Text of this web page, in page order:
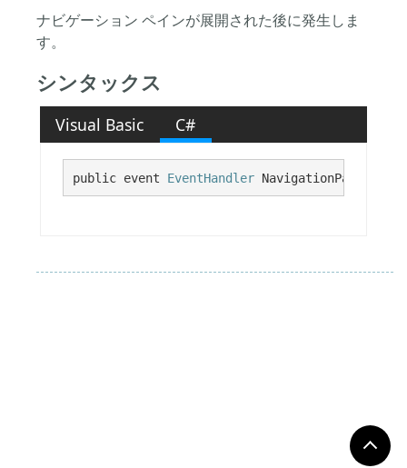
ナビゲーション ペインが展開された後に発生しま
す。
シンタックス
Visual Basic C#
public event EventHandler